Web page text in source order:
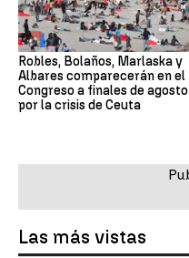
Robles, Bolaños, Marlaska y
Albares comparecerán en el
Congreso a finales de agosto
por la crisis de Ceuta
Las más vistas